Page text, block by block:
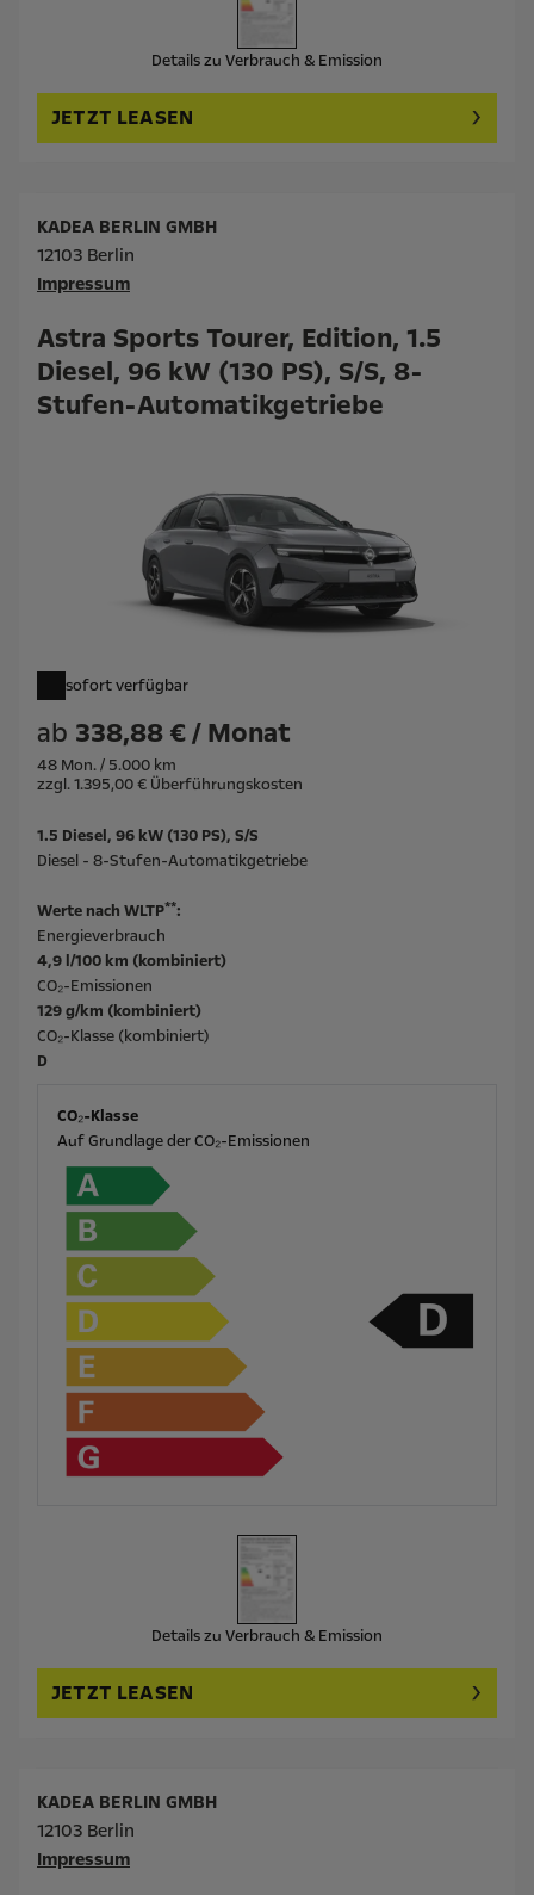
Details zu Verbrauch & Emission
JETZT LEASEN
Astra Sports Tourer, Edition, 1.5
Diesel, 96 kW (130 PS), S/S, 8-
Stufen-Automatikgetriebe
sofort verfügbar
ab 338,88 € / Monat
48 Mon. / 5.000 km
zzgl. 1.395,00 € Überführungskosten
KADEA BERLIN GMBH
12103 Berlin
Impressum
1.5 Diesel, 96 kW (130 PS), S/S
Diesel - 8-Stufen-Automatikgetriebe
Werte nach WLTP**:
Energieverbrauch
4,9 l/100 km (kombiniert)
CO₂-Emissionen
129 g/km (kombiniert)
CO₂-Klasse (kombiniert)
D
CO₂-Klasse
Auf Grundlage der CO₂-Emissionen
Details zu Verbrauch & Emission
JETZT LEASEN
KADEA BERLIN GMBH
12103 Berlin
Impressum